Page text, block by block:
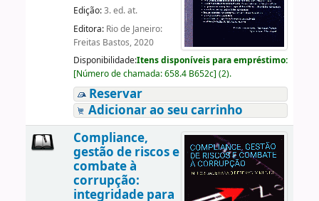
Edição:3. ed. at.
Editora: Rio de Janeiro:
Freitas Bastos, 2020
Disponibilidade:Itens disponíveis para empréstimo:
[Número de chamada:658.4 B652c] (2).
Reservar
Adicionar ao seu carrinho
Compliance,
gestão de riscos e
combate à
corrupção:
integridade para